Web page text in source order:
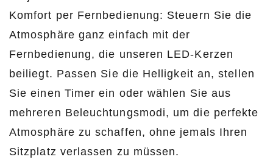
Komfort per Fernbedienung: Steuern Sie die
Atmosphäre ganz einfach mit der
Fernbedienung, die unseren LED-Kerzen
beiliegt. Passen Sie die Helligkeit an, stellen
Sie einen Timer ein oder wählen Sie aus
mehreren Beleuchtungsmodi, um die perfekte
Atmosphäre zu schaffen, ohne jemals Ihren
Sitzplatz verlassen zu müssen.